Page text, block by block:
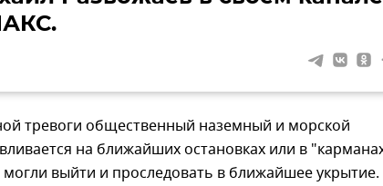
тревоги общественный наземный и морской
на ближайших остановках или в
выйти и проследовать в ближайшее укрытие.